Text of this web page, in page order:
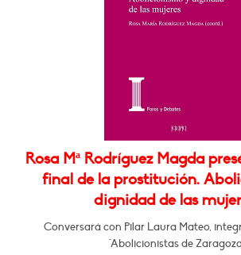
Rosa Mª Rodríguez Magda
final de la prostitución.
dignidad de las
Conversará con Pilar Laura Mateo,
"Abolicionistas de